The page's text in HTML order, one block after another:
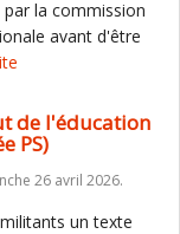
la commission
avant d'être
de l'éducation
PS)
26 avril 2026.
un texte